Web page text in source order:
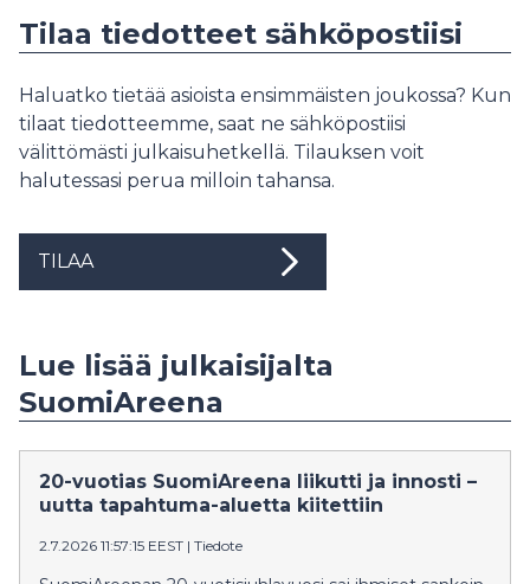
Tilaa tiedotteet sähköpostiisi
Haluatko tietää asioista ensimmäisten joukossa? Kun
tilaat tiedotteemme, saat ne sähköpostiisi
välittömästi julkaisuhetkellä. Tilauksen voit
halutessasi perua milloin tahansa.
TILAA
Lue lisää julkaisijalta
SuomiAreena
20-vuotias SuomiAreena liikutti ja innosti –
uutta tapahtuma-aluetta kiitettiin
2.7.2026 11:57:15 EEST | Tiedote